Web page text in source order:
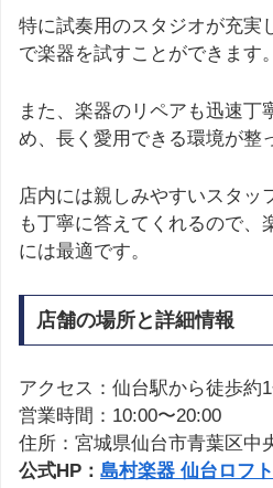
特に試奏用のスタジオが充実
で楽器を試すことができます。
また、楽器のリペアも迅速丁
め、長く愛用できる環境が整
店内には親しみやすいスタッ
も丁寧に答えてくれるので、
には最適です。
店舗の場所と詳細情報
アクセス：仙台駅から徒歩約
営業時間：10:00〜20:00
住所：宮城県仙台市青葉区中
公式HP： 島村楽器 仙台ロフ